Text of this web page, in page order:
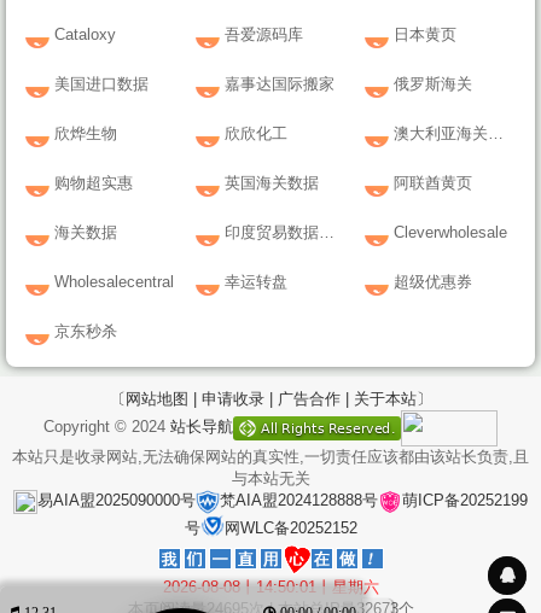
Cataloxy 吾爱源码库 日本黄页
美国进口数据 嘉事达国际搬家 俄罗斯海关
欣烨生物 欣欣化工 澳大利亚海关数据
购物超实惠 英国海关数据 阿联酋黄页
海关数据 印度贸易数据门户 Cleverwholesale
Wholesalecentral 幸运转盘 超级优惠券
京东秒杀
〔网站地图 | 申请收录 | 广告合作 | 关于本站〕
Copyright © 2024 站长导航
本站只是收录网站,无法确保网站的真实性,一切责任应该都由该站长负责,且
与本站无关
易AIA盟2025090000号
梵AIA盟2024128888号
萌ICP备20252199
号
网WLC备20252152
2026-08-08丨14:50:01丨星期六
本页阅读量24695次 | 本站总IP量32673个